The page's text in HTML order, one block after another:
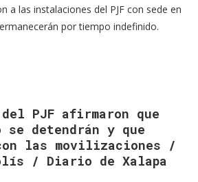
a las instalaciones del PJF con sede en
por tiempo indefinido.
PJF afirmaron que
se detendrán y que
las movilizaciones /
/ Diario de Xalapa